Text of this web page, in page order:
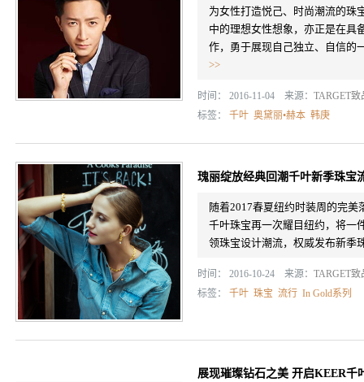
为女性打造悦己、时尚潮流的珠
中的理想女性想象，亦正是在具
作，勇于展现自己独立、自信的
>>
时间： 2016-11-04 来源： TARGET致
标签： 千叶 奥黛丽•赫本 韩庚
瑰丽绽放经典回潮千叶新季珠宝
随着2017春夏纽约时装周的完
千叶珠宝再一次耀目纽约，将一
领珠宝设计潮流，权威发布新季
时间： 2016-10-24 来源： TARGET致
标签： 千叶 珠宝 流行 In Gold系列
展现璀璨钻石之美 开启KEER千